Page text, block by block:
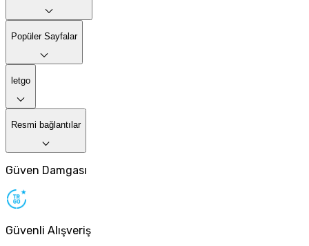
Popüler Sayfalar
letgo
Resmi bağlantılar
Güven Damgası
Güvenli Alışveriş